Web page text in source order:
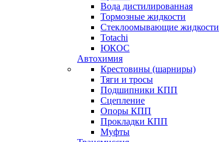
Вода дистилированная
Тормозные жидкости
Стеклоомывающие жидкости
Totachi
ЮКОС
Автохимия
Крестовины (шарниры)
Тяги и тросы
Подшипники КПП
Сцепление
Опоры КПП
Прокладки КПП
Муфты